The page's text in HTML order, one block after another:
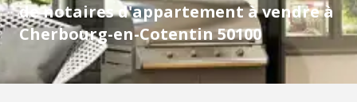
de notaires d'appartement à vendre à
Cherbourg-en-Cotentin 50100